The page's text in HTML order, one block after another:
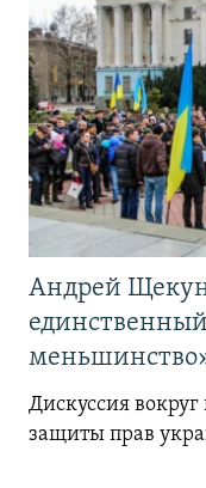
Андрей
Дискуссия
защиты прав